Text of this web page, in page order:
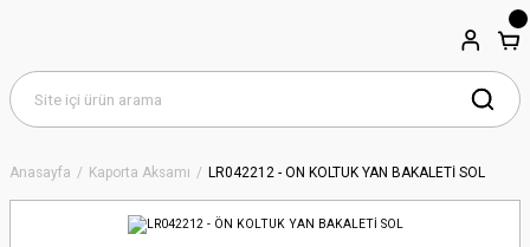
Anasayfa Kaporta Aksamı LR042212 - ÖN KOLTUK YAN BAKALETİ SOL